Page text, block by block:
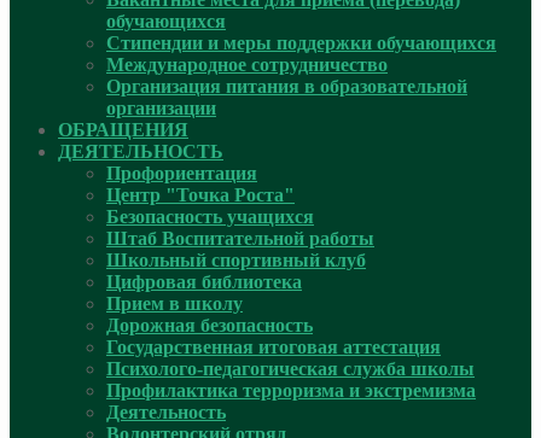
обучающихся
Стипендии и меры поддержки обучающихся
Международное сотрудничество
Организация питания в образовательной
организации
ОБРАЩЕНИЯ
ДЕЯТЕЛЬНОСТЬ
Профориентация
Центр "Точка Роста"
Безопасность учащихся
Штаб Воспитательной работы
Школьный спортивный клуб
Цифровая библиотека
Прием в школу
Дорожная безопасность
Государственная итоговая аттестация
Психолого-педагогическая служба школы
Профилактика терроризма и экстремизма
Деятельность
Волонтерский отряд